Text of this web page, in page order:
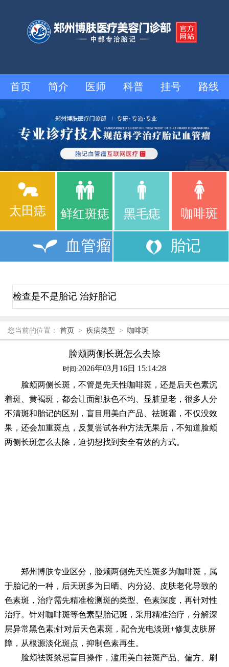
首页 简介 医师 科普 挂号 路线
太田痣 鲜红斑痣 黑毛痣 咖啡斑
血管瘤 胎记
您当前的位置： 首页 > 疾病类型 > 咖啡斑
脸颊两侧长斑怎么去除
时间:2026年03月16日 15:14:28
脸颊两侧长斑，不管是先天性咖啡斑，还是后天色素沉
着斑、黄褐斑，都会让面部肤色不均、显脏显老，很多人分
不清斑和胎记的区别，盲目用美白产品、祛斑霜，不仅没效
果，还会加重斑点，反复尝试各种方法无果后，不知道脸颊
两侧长斑怎么去除，迫切想找到安全有效的方式。
郑州博肤专业区分，脸颊两侧先天性斑多为咖啡斑，属
于胎记的一种，后天斑多为日晒、内分泌、皮肤老化导致的
色素斑，治疗需先精准检测斑的类型、色素深度，再针对性
治疗。针对咖啡斑等色素型胎记斑，采用精准治疗，分解深
层异常黑色素;针对后天色素斑，配合光电淡斑+修复皮肤屏
障，从根源淡化斑点，抑制色素再生。
脸颊祛斑禁忌盲目操作，滥用美白祛斑产品、偏方、刷